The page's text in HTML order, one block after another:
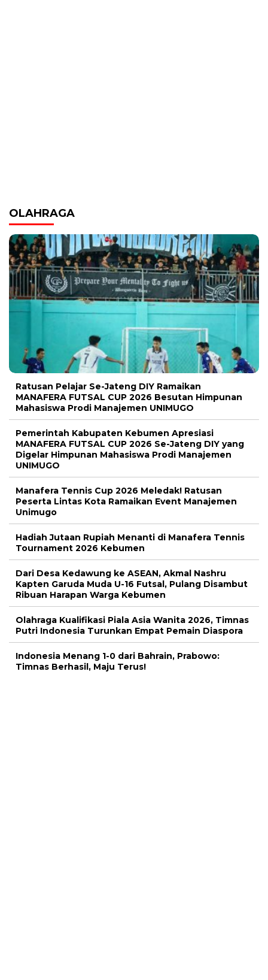
OLAHRAGA
Ratusan Pelajar Se-Jateng DIY Ramaikan
MANAFERA FUTSAL CUP 2026 Besutan Himpunan
Mahasiswa Prodi Manajemen UNIMUGO
Pemerintah Kabupaten Kebumen Apresiasi
MANAFERA FUTSAL CUP 2026 Se-Jateng DIY yang
Digelar Himpunan Mahasiswa Prodi Manajemen
UNIMUGO
Manafera Tennis Cup 2026 Meledak! Ratusan
Peserta Lintas Kota Ramaikan Event Manajemen
Unimugo
Hadiah Jutaan Rupiah Menanti di Manafera Tennis
Tournament 2026 Kebumen
Dari Desa Kedawung ke ASEAN, Akmal Nashru
Kapten Garuda Muda U-16 Futsal, Pulang Disambut
Ribuan Harapan Warga Kebumen
Olahraga Kualifikasi Piala Asia Wanita 2026, Timnas
Putri Indonesia Turunkan Empat Pemain Diaspora
Indonesia Menang 1-0 dari Bahrain, Prabowo:
Timnas Berhasil, Maju Terus!